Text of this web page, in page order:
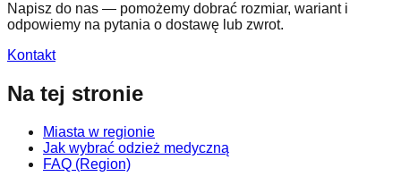
Napisz do nas — pomożemy dobrać rozmiar, wariant i
odpowiemy na pytania o dostawę lub zwrot.
Kontakt
Na tej stronie
Miasta w regionie
Jak wybrać odzież medyczną
FAQ (Region)